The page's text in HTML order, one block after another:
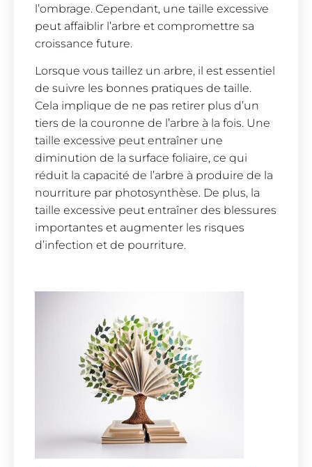
l’ombrage. Cependant, une taille excessive
peut affaiblir l’arbre et compromettre sa
croissance future.
Lorsque vous taillez un arbre, il est essentiel
de suivre les bonnes pratiques de taille.
Cela implique de ne pas retirer plus d’un
tiers de la couronne de l’arbre à la fois. Une
taille excessive peut entraîner une
diminution de la surface foliaire, ce qui
réduit la capacité de l’arbre à produire de la
nourriture par photosynthèse. De plus, la
taille excessive peut entraîner des blessures
importantes et augmenter les risques
d’infection et de pourriture.